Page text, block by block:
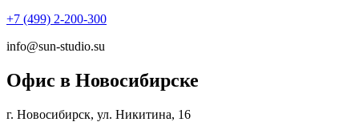
+7 (499) 2-200-300
info@sun-studio.su
Офис в Новосибирске
г. Новосибирск, ул. Никитина, 16